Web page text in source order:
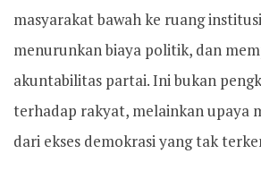
masyarakat bawah ke ruang
menurunkan biaya politik, dan
akuntabilitas partai. Ini bukan
terhadap rakyat, melainkan upaya
dari ekses demokrasi yang tak